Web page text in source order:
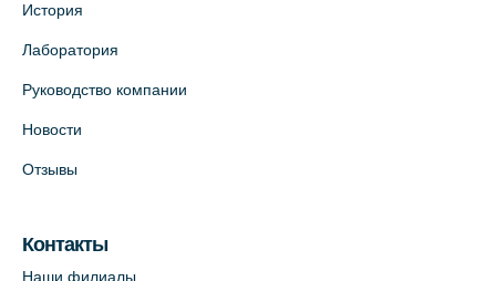
История
Лаборатория
Руководство компании
Новости
Отзывы
Контакты
Наши филиалы